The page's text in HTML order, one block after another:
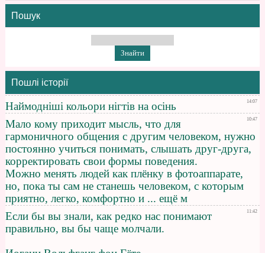
Пошук
Пошлі історії